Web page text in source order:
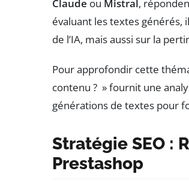
Claude ou Mistral,
évaluant les textes générés,
de l’IA, mais aussi sur la
Pour approfondir cette
contenu ? » fournit une
générations de textes pour
Stratégie SEO :
Prestashop